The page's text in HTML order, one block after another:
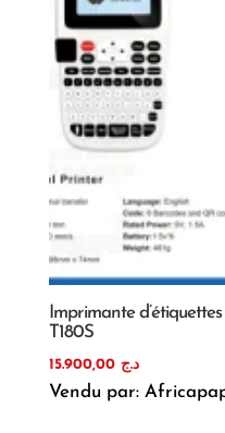
Imprimante
T180S
د.ج 15.900,00
Vendu par: